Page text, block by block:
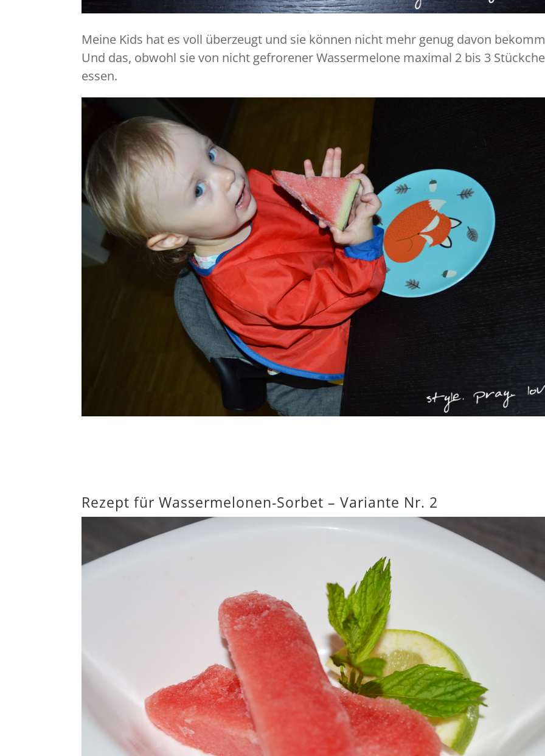
Meine Kids hat es voll überzeugt und sie können nicht mehr genug davon
Und das, obwohl sie von nicht gefrorener Wassermelone maximal 2 bis 3
essen.
Rezept für Wassermelonen-Sorbet – Variante Nr. 2